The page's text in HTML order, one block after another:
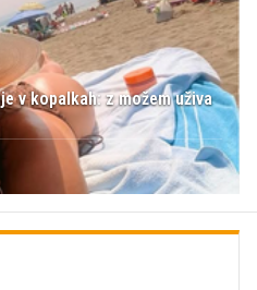
v kopalkah: z možem uživa